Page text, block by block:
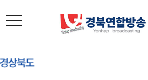
toggle
navigation